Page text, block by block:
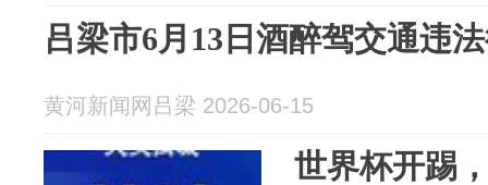
吕梁市6月13日酒醉驾交通违
黄河新闻网吕梁 2026-06-15
世界杯开踢